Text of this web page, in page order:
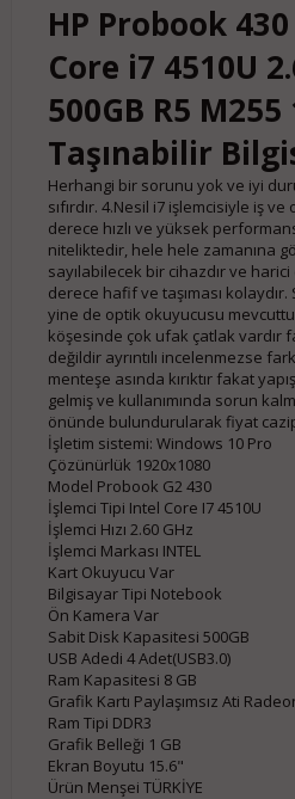
HP Probook
Core i7 4510U
500GB R5 M255
Taşınabilir
Herhangi bir sorunu yok ve iyi
sıfırdır. 4.Nesil i7 işlemcisiyle iş ve
derece hızlı ve yüksek
niteliktedir, hele hele zamanına
sayılabilecek bir cihazdır ve
derece hafif ve taşıması
yine de optik okuyucusu
köşesinde çok ufak çatlak vardır
değildir ayrıntılı incelenmezse
menteşe asında kırıktır fakat
gelmiş ve kullanımında sorun
önünde bulundurularak fiyat
İşletim sistemi: Windows 10 Pro
Çözünürlük 1920x1080
Model Probook G2 430
İşlemci Tipi Intel Core I7 4510U
İşlemci Hızı 2.60 GHz
İşlemci Markası INTEL
Kart Okuyucu Var
Bilgisayar Tipi Notebook
Ön Kamera Var
Sabit Disk Kapasitesi 500GB
USB Adedi 4 Adet(USB3.0)
Ram Kapasitesi 8 GB
Grafik Kartı Paylaşımsız Ati
Ram Tipi DDR3
Grafik Belleği 1 GB
Ekran Boyutu 15.6"
Ürün Menşei TÜRKİYE